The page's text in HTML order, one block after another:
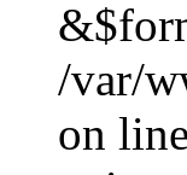
/var/
on